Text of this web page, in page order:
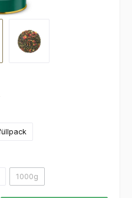
1000g(Diese Option ist zurzeit nicht